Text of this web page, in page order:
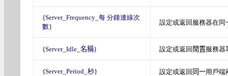
{Server_Frequency_每 分鐘連線次
數}
設定或返回服務器在
{Server_Idle_ 名稱} 設定或返回 閒置服務器
{Server_Period_秒} 設定或返回 同一用戶端